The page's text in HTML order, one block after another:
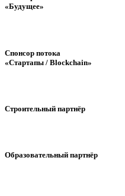
«Будущее»
Спонсор потока
«Стартапы / Blockchain»
Строительный партнёр
Образовательный партнёр